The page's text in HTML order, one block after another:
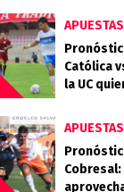
APUESTAS
Católica
la UC
APUESTAS